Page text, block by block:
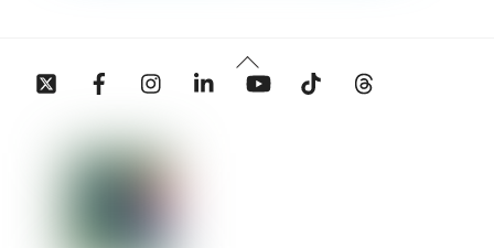
Back
To
Twitter Facebook InstagramLinkedin YouTube Tiktok